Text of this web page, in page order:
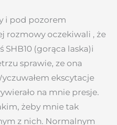
i pod pozorem
rozmowy oczekiwali , że
SHB10 (gorąca laska)i
sprawie, ze ona
ekscytacje
na mnie presje.
żeby mnie tak
z nich. Normalnym